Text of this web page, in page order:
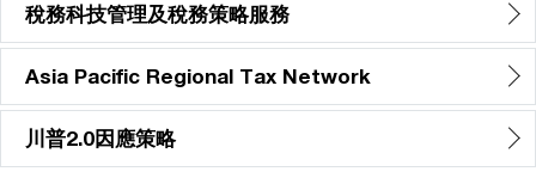
稅務科技管理及稅務策略服務
Asia Pacific Regional Tax Network
川普2.0因應策略